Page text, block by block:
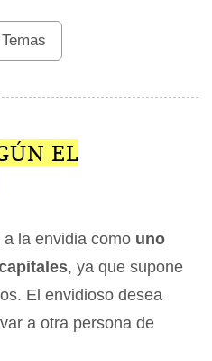
Temas
EL
la envidia como uno
, ya que supone
El envidioso desea
a otra persona de